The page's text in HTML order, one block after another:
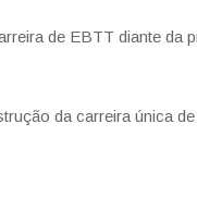
de EBTT diante da
da carreira única